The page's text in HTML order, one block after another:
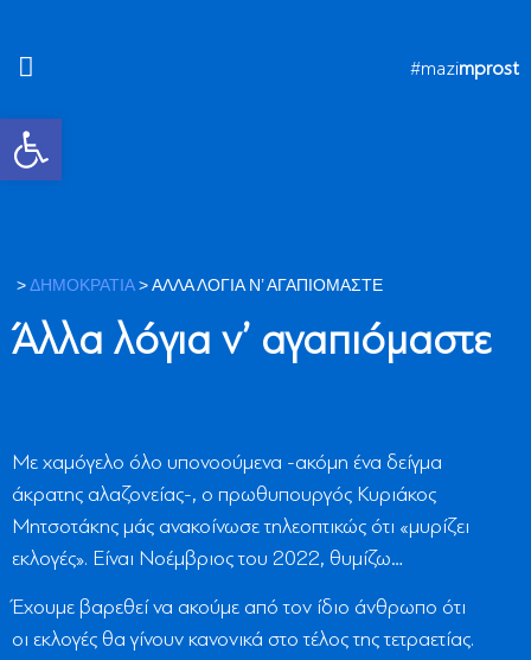
Ανοίξτε τη γραμμή εργαλείων
#mazimprosta
>ΔΗΜΟΚΡΑΤΙΑ>ΆΛΛΑ ΛΌΓΙΑ Ν’ ΑΓΑΠΙΌΜΑΣΤΕ
Άλλα λόγια ν’ αγαπιόμαστε
Με χαμόγελο όλο υπονοούμενα -ακόμη ένα δείγμα
άκρατης αλαζονείας-, ο πρωθυπουργός Κυριάκος
Μητσοτάκης μάς ανακοίνωσε τηλεοπτικώς ότι «μυρίζει
εκλογές». Είναι Νοέμβριος του 2022, θυμίζω…
Έχουμε βαρεθεί να ακούμε από τον ίδιο άνθρωπο ότι
οι εκλογές θα γίνουν κανονικά στο τέλος της τετραετίας.